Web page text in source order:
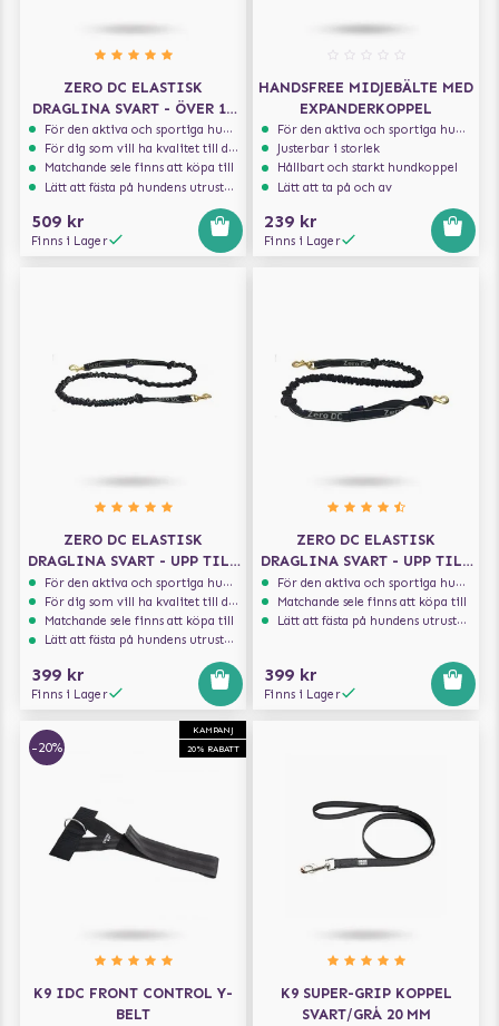
ZERO DC ELASTISK
DRAGLINA SVART - ÖVER 10
KG - 1.9 M
För den aktiva och sportiga hunden
För dig som vill ha kvalitet till din hund!
Matchande sele finns att köpa till
Lätt att fästa på hundens utrustning
509 kr
Finns i Lager
HANDSFREE MIDJEBÄLTE MED
EXPANDERKOPPEL
För den aktiva och sportiga hunden
Justerbar i storlek
Hållbart och starkt hundkoppel
Lätt att ta på och av
239 kr
Finns i Lager
ZERO DC ELASTISK
DRAGLINA SVART - UPP TILL
10 KG - 2.7 M
För den aktiva och sportiga hunden
För dig som vill ha kvalitet till din hund!
Matchande sele finns att köpa till
Lätt att fästa på hundens utrustning
399 kr
Finns i Lager
ZERO DC ELASTISK
DRAGLINA SVART - UPP TILL
10 KG - 1.9 M
För den aktiva och sportiga hunden
Matchande sele finns att köpa till
Lätt att fästa på hundens utrustning
399 kr
Finns i Lager
KAMPANJ
20% RABATT
-20%
K9 IDC FRONT CONTROL Y-
BELT
K9 SUPER-GRIP KOPPEL
SVART/GRÅ 20 MM